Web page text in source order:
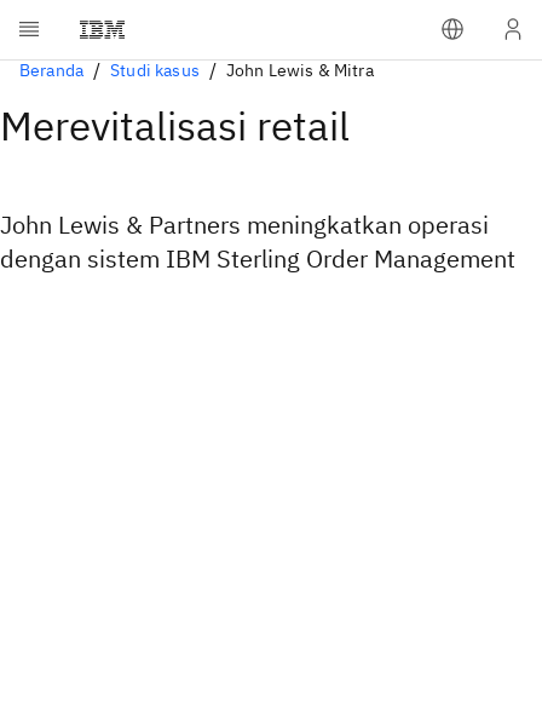
Beranda Studi kasus John Lewis & Mitra
Merevitalisasi retail
John Lewis & Partners meningkatkan operasi
dengan sistem IBM Sterling Order Management